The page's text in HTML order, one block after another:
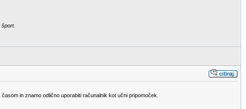
in znamo odlično uporabiti računalnik kot učni pripomoček.